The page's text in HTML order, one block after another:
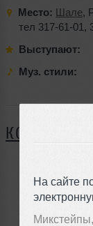
На сайте
Место: Шале,
тел 317-61-01 ,
Выступают:
Муз. стили: